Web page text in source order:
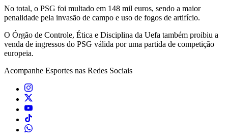
No total, o PSG foi multado em 148 mil euros, sendo a maior
penalidade pela invasão de campo e uso de fogos de artifício.
O Órgão de Controle, Ética e Disciplina da Uefa também proibiu a
venda de ingressos do PSG válida por uma partida de competição
europeia.
Acompanhe Esportes nas Redes Sociais